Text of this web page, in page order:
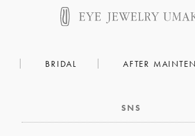
BRIDAL AFTER
SNS